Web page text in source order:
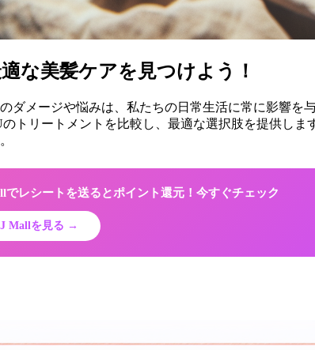
な美髪ケアを見つけよう！
ダメージや悩みは、私たちの日常生活に常に影響を
トリートメントを比較し、最適な選択肢を提供しま
レシートを送るとポイント還元！今すぐチェック
Mallを見る →